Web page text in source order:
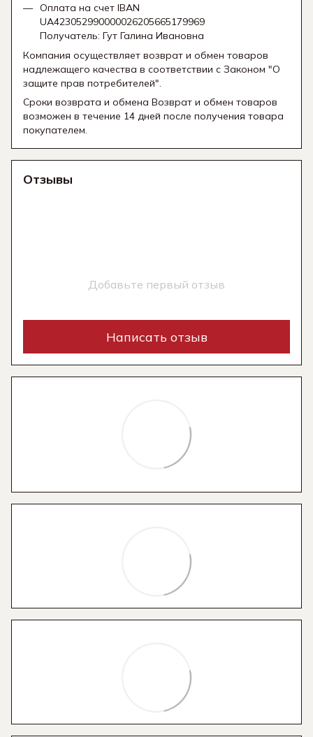
Оплата на счет IBAN
UA423052990000026205665179969
Получатель: Гут Галина Ивановна
Компания осуществляет возврат и обмен товаров
надлежащего качества в соответствии с Законом "О
защите прав потребителей".
Сроки возврата и обмена Возврат и обмен товаров
возможен в течение 14 дней после получения товара
покупателем.
Отзывы
Добавьте первый отзыв
Написать отзыв